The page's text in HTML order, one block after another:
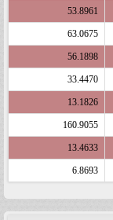
53.8961
63.0675
56.1898
33.4470
13.1826
160.9055
13.4633
6.8693